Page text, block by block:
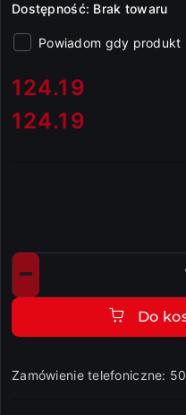
Dostępność: Brak towaru
Powiadom gdy
cena:
124.19
Cena:
124.19
Do
Zamówienie telefoniczne: